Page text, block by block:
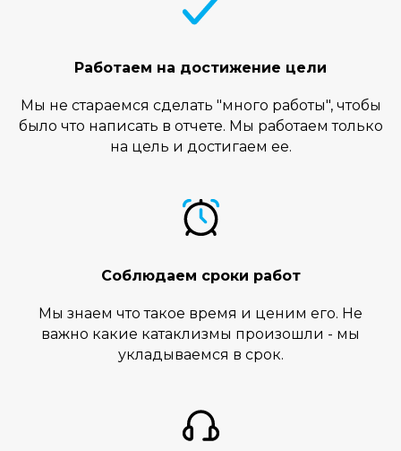
Работаем на достижение цели
Мы не стараемся сделать "много работы", чтобы
было что написать в отчете. Мы работаем только
на цель и достигаем ее.
Соблюдаем сроки работ
Мы знаем что такое время и ценим его. Не
важно какие катаклизмы произошли - мы
укладываемся в срок.